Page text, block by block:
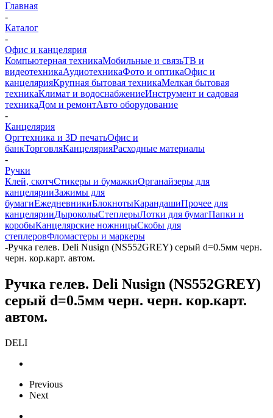
Главная
-
Каталог
-
Офис и канцелярия
Компьютерная техникаМобильные и связьТВ и
видеотехникаАудиотехникаФото и оптикаОфис и
канцелярияКрупная бытовая техникаМелкая бытовая
техникаКлимат и водоснабжениеИнструмент и садовая
техникаДом и ремонтАвто оборудование
-
Канцелярия
Оргтехника и 3D печатьОфис и
банкТорговляКанцелярияРасходные материалы
-
Ручки
Клей, скотчСтикеры и бумажкиОрганайзеры для
канцелярииЗажимы для
бумагиЕжедневникиБлокнотыКарандашиПрочее для
канцелярииДыроколыСтеплерыЛотки для бумагПапки и
коробыКанцелярские ножницыСкобы для
степлеровФломастеры и маркеры
-Ручка гелев. Deli Nusign (NS552GREY) серый d=0.5мм черн.
черн. кор.карт. автом.
Ручка гелев. Deli Nusign (NS552GREY)
серый d=0.5мм черн. черн. кор.карт.
автом.
DELI
Previous
Next